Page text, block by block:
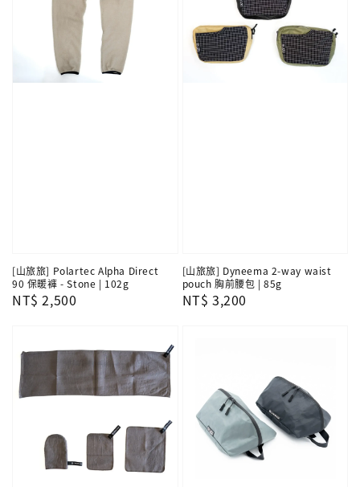
[山旅旅] Polartec Alpha Direct
90 保暖褲 - Stone | 102g
Regular
NT$ 2,500
[山旅旅] Dyneema 2-way waist
pouch 胸前腰包 | 85g
Regular
NT$ 3,200